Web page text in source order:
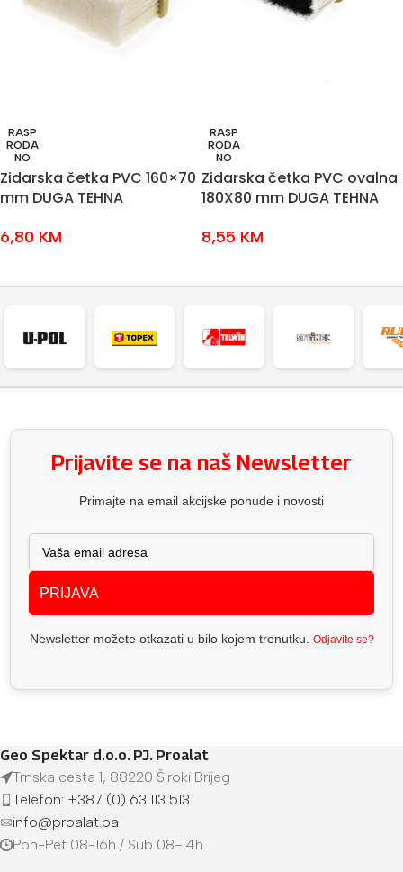
RASP
RODA
NO
Zidarska četka PVC 160×70
mm DUGA TEHNA
6,80 KM
RASP
RODA
NO
Zidarska četka PVC ovalna
180X80 mm DUGA TEHNA
8,55 KM
Prijavite se na naš Newsletter
Primajte na email akcijske ponude i novosti
PRIJAVA
Newsletter možete otkazati u bilo kojem trenutku. Odjavite se?
Geo Spektar d.o.o. PJ. Proalat
Trnska cesta 1, 88220 Široki Brijeg
Telefon: +387 (0) 63 113 513
info@proalat.ba
Pon-Pet 08-16h / Sub 08-14h